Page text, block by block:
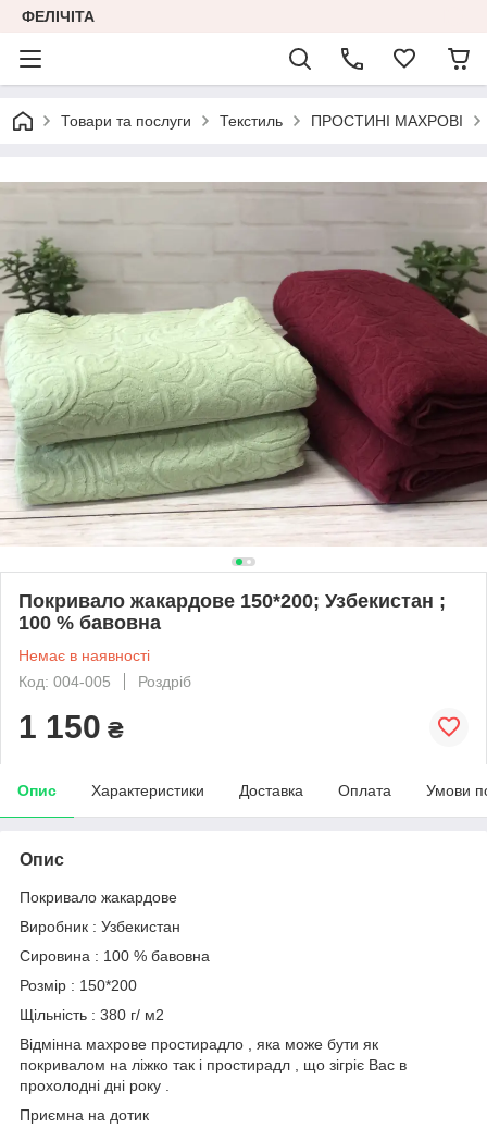
ФЕЛІЧІТА
Товари та послуги Текстиль ПРОСТИНІ МАХРОВІ
Покривало жакардове 150*200; Узбекистан ;
100 % бавовна
Немає в наявності
Код: 004-005
Роздріб
1 150 ₴
Опис Характеристики Доставка Оплата Умови
Опис
Покривало жакардове
Виробник : Узбекистан
Сировина : 100 % бавовна
Розмір : 150*200
Щільність : 380 г/ м2
Відмінна махрове простирадло , яка може бути як
покривалом на ліжко так і простирадл , що зігріє Вас в
прохолодні дні року .
Приємна на дотик